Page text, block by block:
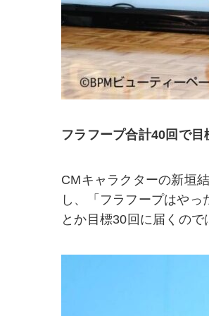
フラフープ合計40回で
CMキャラクターの新垣
し、「フラフープはや
とか目標30回に届くの